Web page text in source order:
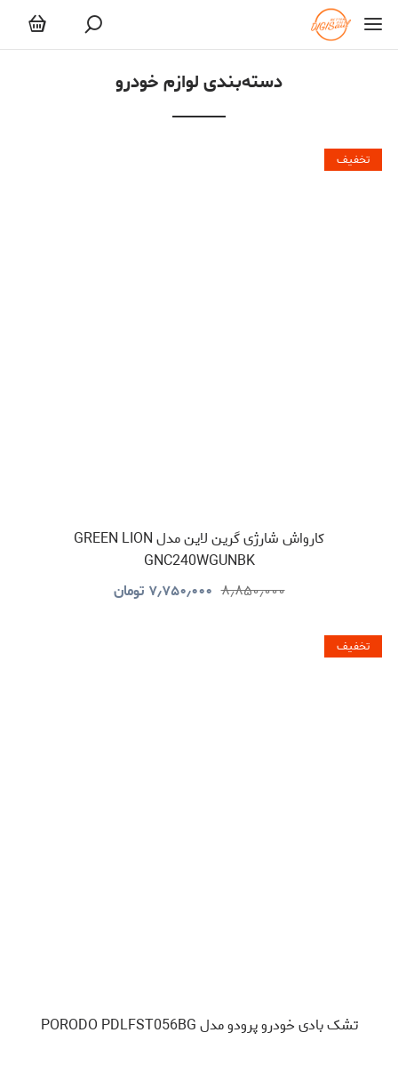
دسته‌بندی لوازم خودرو
تخفیف
کارواش شارژی گرین لاین مدل GREEN LION
GNC240WGUNBK
۸٫۸۵۰٫۰۰۰ ۷٫۷۵۰٫۰۰۰ تومان
تخفیف
تشک بادی خودرو پرودو مدل PORODO PDLFST056BG